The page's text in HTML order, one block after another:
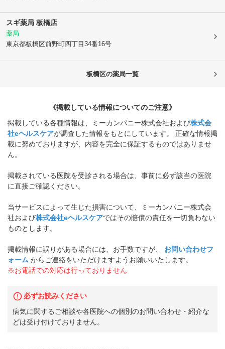
スギ薬局 板橋店
薬局
東京都板橋区前野町四丁目34番16号
板橋区の薬局一覧
《掲載している情報についてのご注意》
掲載している各種情報は、ミーカンパニー株式会社および株式会
社eヘルスケアが調査した情報をもとにしています。 正確な情報掲
載に努めておりますが、内容を完全に保証するものではありませ
ん。
掲載されている医院を受診される場合は、事前に必ず該当の医院
に直接ご確認ください。
当サービスによって生じた損害について、ミーカンパニー株式会
社および株式会社eヘルスケアではその賠償の責任を一切負わない
ものとします。
掲載情報に誤りがある場合には、お手数ですが、
お問い合わせフ
ォーム からご連絡をいただけますようお願いいたします。
※お電話での対応は行っておりません
必ずお読みください
病気に関するご相談や各医院への個別のお問い合わせ・紹介な
どは受け付けておりません。